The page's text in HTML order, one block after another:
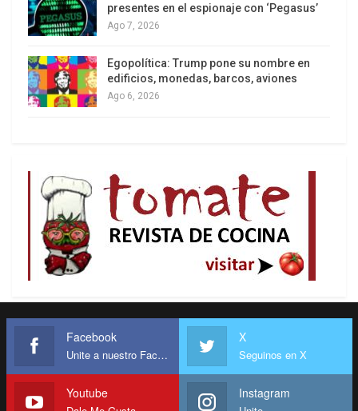
Los latinos le van dando la espalda a Trump
presentes en el espionaje con ‘Pegasus’
Ago 7, 2026
Egopolítica: Trump pone su nombre en
edificios, monedas, barcos, aviones
Ago 6, 2026
Facebook
Unite a nuestro Facebook
X
Seguinos en X
Youtube Instagram